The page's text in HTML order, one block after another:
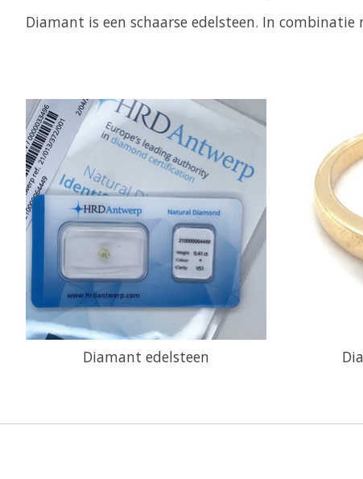
Diamant is een schaarse edelsteen. In
Diamant edelsteen